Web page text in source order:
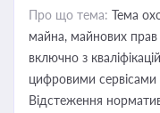
Про що тема: Тема
майна, майнових прав
включно з
цифровими сервісами
Відстеження